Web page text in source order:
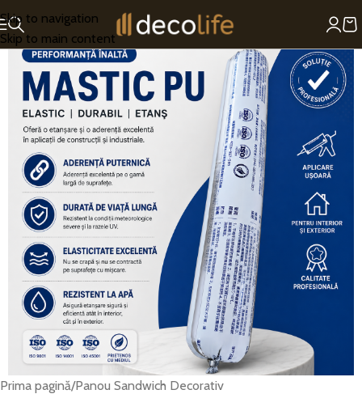
Skip to navigation
Skip to main content
Prima pagină/Panou Sandwich Decorativ